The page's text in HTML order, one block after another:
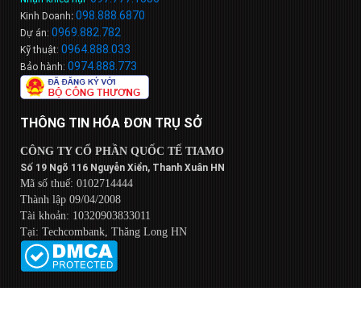
Kinh Doanh: 098.888.6870
Dự án: 0969.882.782
Kỹ thuật: 0964.888.033
Bảo hành: 0974.888.773
THÔNG TIN HÓA ĐƠN TRỤ SỞ
CÔNG TY CỔ PHẦN QUỐC TẾ TIAMO
Số 19 Ngõ 116 Nguyễn Xiển, Thanh Xuân HN
Mã số thuế: 0102714444
Thành lập 09/04/2008
Tài khoản: 10320903833011
Tại: Techcombank, Thăng Long HN